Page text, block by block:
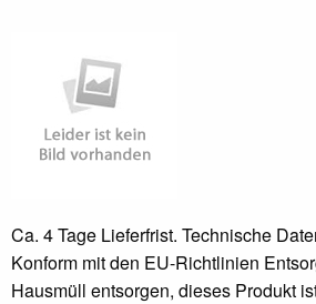
Ca. 4 Tage Lieferfrist. Technische
Konform mit den EU-Richtlinien
Hausmüll entsorgen, dieses Produkt